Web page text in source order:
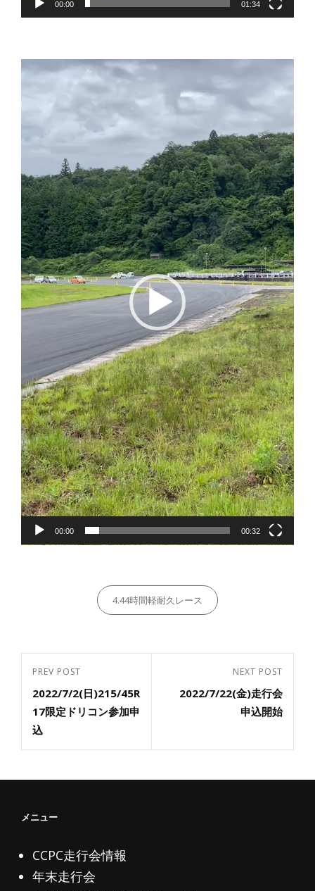
00:00 01:34
動
ヤ
ー
00:00 00:32
Categories
4.44時間軽耐久レース
投
稿
ナ
ビ
ゲ
ョ
Previous
Post
PREV POST
2022/7/2(日)215/45R
17限定ドリコン参加申
込
Post
NEXT POST
2022/7/22(金)走行会
申込開始
メニュー
CCPC走行会情報
年末走行会